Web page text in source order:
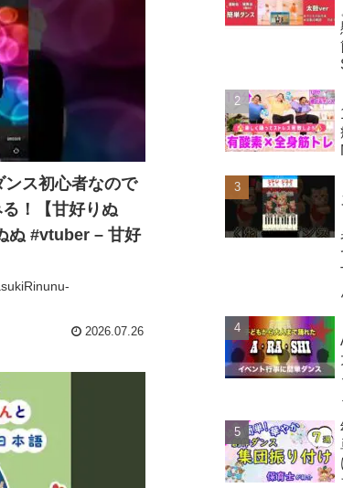
ンス初心者なので
！【甘好りぬ
ぬ #vtuber – 甘好
2026.07.26